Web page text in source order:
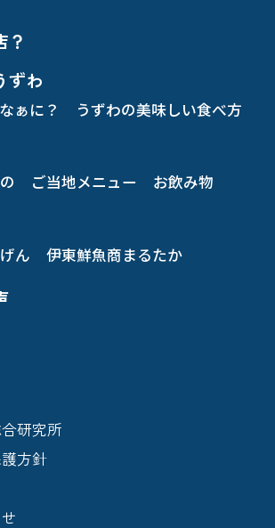
？
ずわ
ぁに？ うずわの美味しい食べ方
ご当地メニュー お飲み物
ん 伊東鮮魚商まるたか
研究所
方針